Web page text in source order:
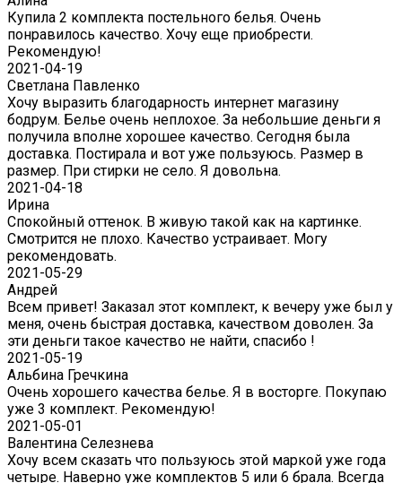
Купила 2 комплекта постельного белья. Очень
понравилось качество. Хочу еще приобрести.
Рекомендую!
2021-04-19
Светлана Павленко
Хочу выразить благодарность интернет магазину
бодрум. Белье очень неплохое. За небольшие деньги я
получила вполне хорошее качество. Сегодня была
доставка. Постирала и вот уже пользуюсь. Размер в
размер. При стирки не село. Я довольна.
2021-04-18
Ирина
Спокойный оттенок. В живую такой как на картинке.
Смотрится не плохо. Качество устраивает. Могу
рекомендовать.
2021-05-29
Андрей
Всем привет! Заказал этот комплект, к вечеру уже был у
меня, очень быстрая доставка, качеством доволен. За
эти деньги такое качество не найти, спасибо !
2021-05-19
Альбина Гречкина
Очень хорошего качества белье. Я в восторге. Покупаю
уже 3 комплект. Рекомендую!
2021-05-01
Валентина Селезнева
Хочу всем сказать что пользуюсь этой маркой уже года
четыре. Наверно уже комплектов 5 или 6 брала. Всегда